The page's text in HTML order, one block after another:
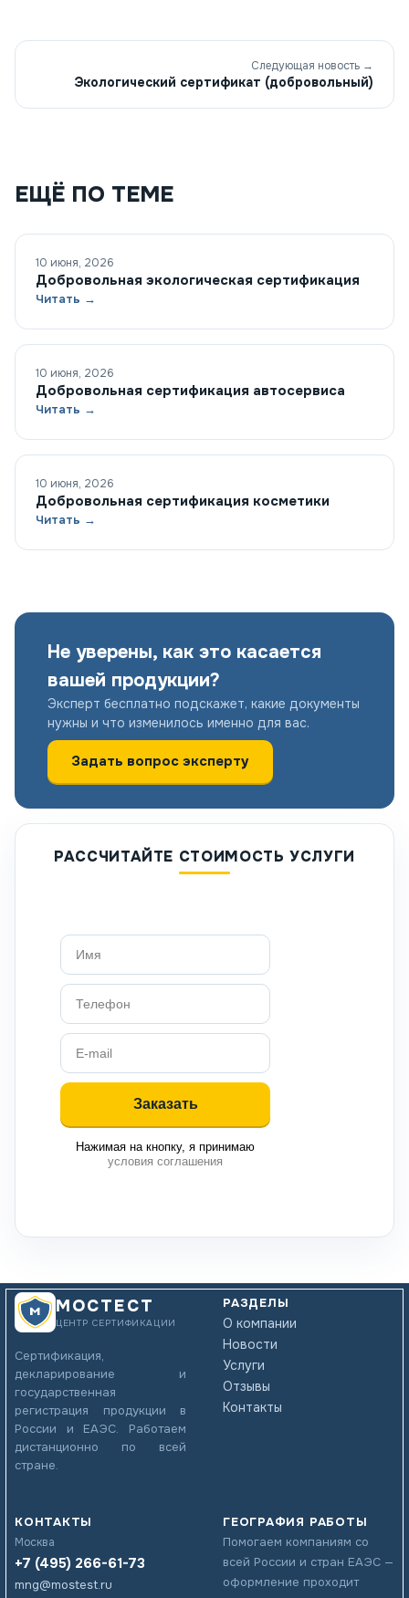
Следующая новость →
Экологический сертификат (добровольный)
ЕЩЁ ПО ТЕМЕ
10 июня, 2026
Добровольная экологическая сертификация
Читать →
10 июня, 2026
Добровольная сертификация автосервиса
Читать →
10 июня, 2026
Добровольная сертификация косметики
Читать →
Не уверены, как это касается
вашей продукции?
Эксперт бесплатно подскажет, какие документы
нужны и что изменилось именно для вас.
Задать вопрос эксперту
РАССЧИТАЙТЕ СТОИМОСТЬ УСЛУГИ
Нажимая на кнопку, я принимаю
условия соглашения
МОСТЕСТ
ЦЕНТР СЕРТИФИКАЦИИ
Сертификация,
декларирование и
государственная
регистрация продукции в
России и ЕАЭС. Работаем
дистанционно по всей
стране.
РАЗДЕЛЫ
О компании
Новости
Услуги
Отзывы
Контакты
КОНТАКТЫ
Москва
+7 (495) 266-61-73
mng@mostest.ru
ГЕОГРАФИЯ РАБОТЫ
Помогаем компаниям со
всей России и стран ЕАЭС —
оформление проходит